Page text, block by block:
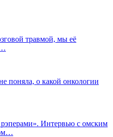
травмой, мы её
поняла, о какой онкологии
Интервью с омским